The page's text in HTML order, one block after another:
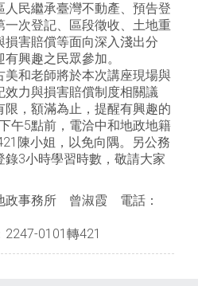
民繼承臺灣不動產、預告登
次登記、區段徵收、土地重
害賠償等面向深入淺出分
興趣之民眾參加。
美和老師將於本次講座現場與
效力與損害賠償制度相關議
，額滿為止，提醒有興趣的
午5點前，電洽中和地政地籍
陳小姐，以免向隅。另公務
錄3小時學習時數，敬請大家
政事務所 曾淑霞 電話：
0101轉421